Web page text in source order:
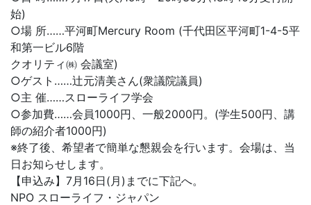
始)
○場 所……平河町Mercury Room (千代田区平河町1-4-5平
和第一ビル6階
クオリティ㈱ 会議室)
○ゲスト……辻元清美さん(衆議院議員)
○主 催……スローライフ学会
○参加費……会員1000円、一般2000円。(学生500円、講
師の紹介者1000円)
※終了後、希望者で簡単な懇親会を行います。会場は、当
日お知らせします。
【申込み】7月16日(月)までに下記へ。
NPO スローライフ・ジャパン